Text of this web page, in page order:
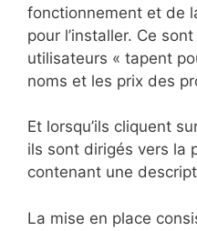
fonctionnement et de
pour l’installer. Ce
utilisateurs « tapent
noms et les prix des
Et lorsqu’ils cliquent
ils sont dirigés vers la
contenant une
La mise en place